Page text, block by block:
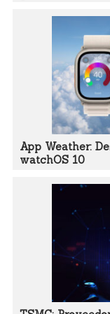
App Weather:
watchOS 10